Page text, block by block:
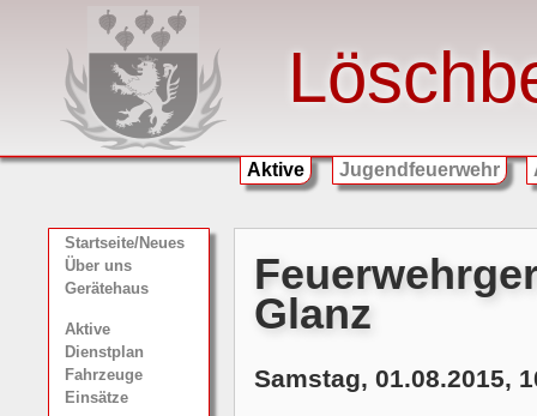
Aktive Jugendfeuerwehr
Startseite/Neues
Über uns
Gerätehaus
Aktive
Dienstplan
Fahrzeuge
Einsätze
Glanz
Samstag, 01.08.2015,